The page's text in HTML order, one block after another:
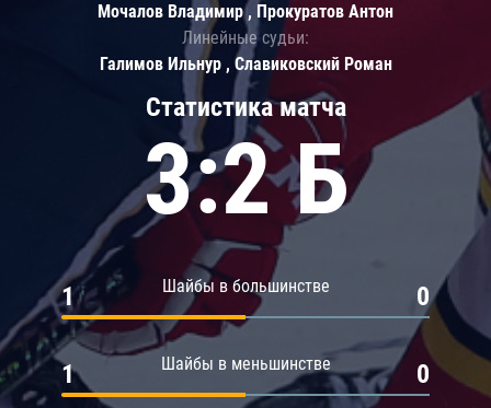
Статистика матча
3:2 Б
Шайбы в большинстве
1 0
Шайбы в меньшинстве
1 0
Мочалов Владимир , Прокуратов Антон
Линейные судьи:
Галимов Ильнур , Славиковский Роман